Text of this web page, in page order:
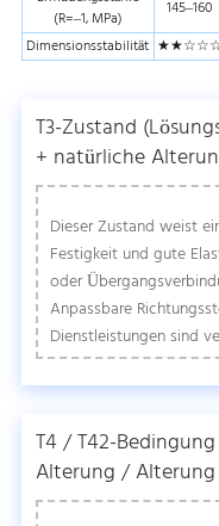
(R=–1, MPa)
145–160
Dimensionsstabilität
T3-Zustand
+ natürliche
Dieser Zustand weist
Festigkeit und gute
oder
Anpassbare
Dienstleistungen sind
T4 / T42-
Alterung /